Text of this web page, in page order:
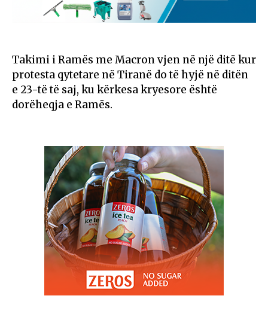
Takimi i Ramës me Macron vjen në një ditë kur
protesta qytetare në Tiranë do të hyjë në ditën
e 23-të të saj, ku kërkesa kryesore është
dorëheqja e Ramës.